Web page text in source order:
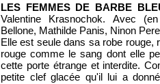
LES FEMMES DE BARBE
Valentine Krasnochok. Avec
Bellone, Mathilde Panis, Ninon
Elle est seule dans sa robe rouge,
rouge comme le sang dont elle
cette porte étrange et interdite.
petite clef glacée qu'il lui a